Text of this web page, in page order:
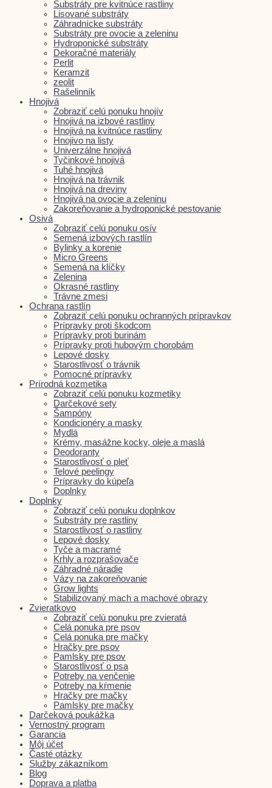
Substráty pre kvitnúce rastliny
Lisované substráty
Záhradnícke substráty
Substráty pre ovocie a zeleninu
Hydroponické substráty
Dekoračné materiály
Perlit
Keramzit
zeolit
Rašelinník
Hnojivá
Zobraziť celú ponuku hnojív
Hnojivá na izbové rastliny
Hnojivá na kvitnúce rastliny
Hnojivo na listy
Univerzálne hnojivá
Tyčinkové hnojivá
Tuhé hnojivá
Hnojivá na trávnik
Hnojivá na dreviny
Hnojivá na ovocie a zeleninu
Zakoreňovanie a hydroponické pestovanie
Osivá
Zobraziť celú ponuku osív
Semená izbových rastlín
Bylinky a korenie
Micro Greens
Semená na klíčky
Zelenina
Okrasné rastliny
Trávne zmesi
Ochrana rastlín
Zobraziť celú ponuku ochranných prípravkov
Prípravky proti škodcom
Prípravky proti burinám
Prípravky proti hubovým chorobám
Lepové dosky
Starostlivosť o trávnik
Pomocné prípravky
Prírodná kozmetika
Zobraziť celú ponuku kozmetiky
Darčekové sety
Šampóny
Kondicionéry a masky
Mydlá
Krémy, masážne kocky, oleje a maslá
Deodoranty
Starostlivosť o pleť
Telové peelingy
Prípravky do kúpeľa
Doplnky
Doplnky
Zobraziť celú ponuku doplnkov
Substráty pre rastliny
Starostlivosť o rastliny
Lepové dosky
Tyče a macramé
Krhly a rozprašovače
Záhradné náradie
Vázy na zakoreňovanie
Grow lights
Stabilizovaný mach a machové obrazy
Zvieratkovo
Zobraziť celú ponuku pre zvieratá
Celá ponuka pre psov
Celá ponuka pre mačky
Hračky pre psov
Pamlsky pre psov
Starostlivosť o psa
Potreby na venčenie
Potreby na kŕmenie
Hračky pre mačky
Pamlsky pre mačky
Darčeková poukážka
Vernostný program
Garancia
Môj účet
Časté otázky
Služby zákazníkom
Blog
Doprava a platba